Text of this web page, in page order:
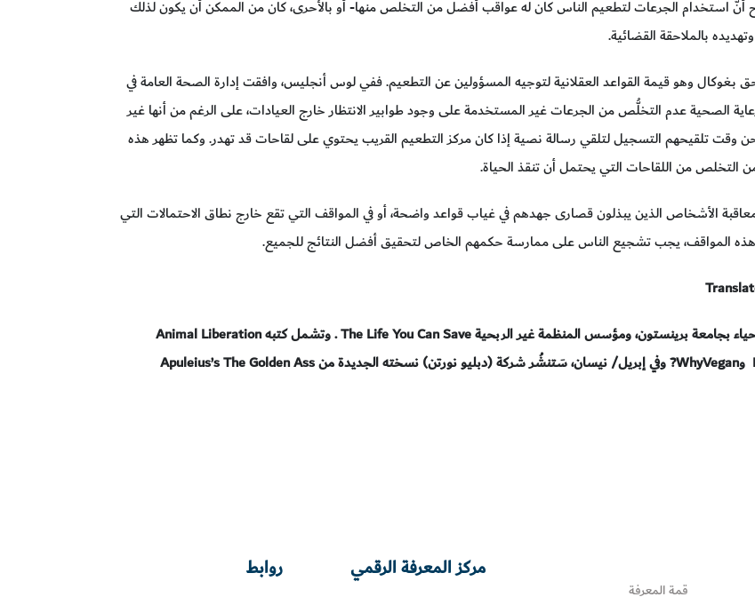
أنَّ استخدام الجرعات لتطعيم الناس كان له عواقب أفضل من التخلص منها- أو بالأحرى، كان من الممكن أن يكون لذلك
بالملاحقة القضائية.
وهو قيمة القواعد العقلانية لتوجيه المسؤولين عن التطعيم. ففي لوس أنجليس، وافقت إدارة الصحة العامة في
الصحية عدم التخلُّص من الجرعات غير المستخدمة على وجود طوابير الانتظار خارج العيادات، على الرغم من أنها غير
وقت تلقيحهم التسجيل لتلقي رسالة نصية إذا كان مركز التطعيم القريب يحتوي على لقاحات قد تهدر. وكما تظهر هذه
من اللقاحات التي يحتمل أن تنقذ الحياة.
الأشخاص الذين يبذلون قصارى جهدهم في غياب قواعد واضحة، أو في المواقف التي تقع خارج نطاق الاحتمالات التي
هذه المواقف، يجب تشجيع الناس على ممارسة حكمهم الخاص لتحقيق أفضل النتائج للجميع.
بجامعة برينستون، ومؤسس المنظمة غير الربحيةThe Life You Can Save. وتشمل كتبهAnimal Liberation
وWhyVegan? وفي إبريل/نيسان، سَتنشُر شركة (دبليو نورتن) نسخته الجديدة منApuleius’s The Golden Ass
قمة المعرفة
مركز المعرفة الرقمي روابط